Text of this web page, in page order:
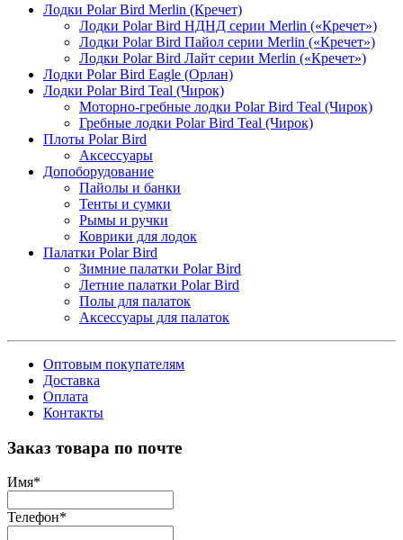
Лодки Polar Bird Merlin (Кречет)
Лодки Polar Bird НДНД серии Merlin («Кречет»)
Лодки Polar Bird Пайол серии Merlin («Кречет»)
Лодки Polar Bird Лайт серии Merlin («Кречет»)
Лодки Polar Bird Eagle (Орлан)
Лодки Polar Bird Teal (Чирок)
Моторно-гребные лодки Polar Bird Teal (Чирок)
Гребные лодки Polar Bird Teal (Чирок)
Плоты Polar Bird
Аксессуары
Допоборудование
Пайолы и банки
Тенты и сумки
Рымы и ручки
Коврики для лодок
Палатки Polar Bird
Зимние палатки Polar Bird
Летние палатки Polar Bird
Полы для палаток
Аксессуары для палаток
Оптовым покупателям
Доставка
Оплата
Контакты
Заказ товара по почте
Имя*
Телефон*